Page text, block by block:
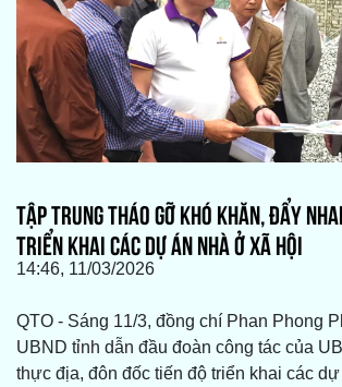
TẬP TRUNG THÁO GỠ KHÓ KHĂN, ĐẨY
TRIỂN KHAI CÁC DỰ ÁN NHÀ Ở XÃ HỘI
14:46, 11/03/2026
QTO - Sáng 11/3, đồng chí Phan Phong
UBND tỉnh dẫn đầu đoàn công tác của
thực địa, đôn đốc tiến độ triển khai các